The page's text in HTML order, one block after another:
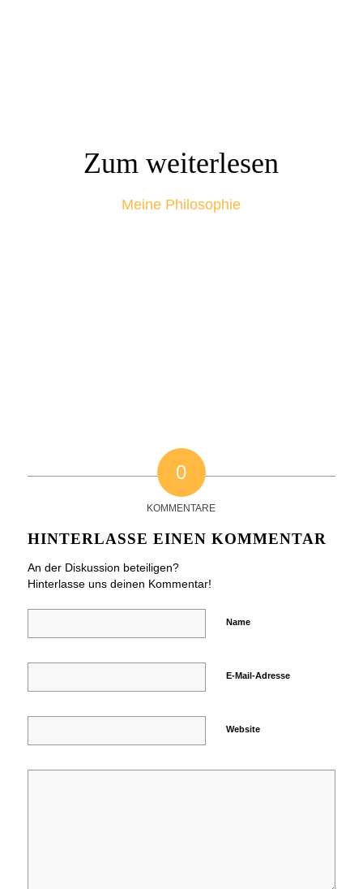
Zum weiterlesen
Meine Philosophie
0
KOMMENTARE
HINTERLASSE EINEN KOMMENTAR
An der Diskussion beteiligen?
Hinterlasse uns deinen Kommentar!
Name
E-Mail-Adresse
Website